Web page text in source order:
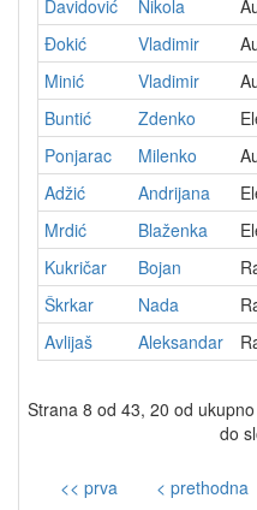
Davidović
Nikola
Ðokić
Vladimir
Minić
Vladimir
Buntić
Zdenko
Ponjarac
Milenko
Adžić
Andrijana
Mrdić
Blaženka
Kukričar
Bojan
Škrkar
Nada
Avlijaš
Aleksandar
Strana 8 od 43, 20 od
do
<< prva < prethodna